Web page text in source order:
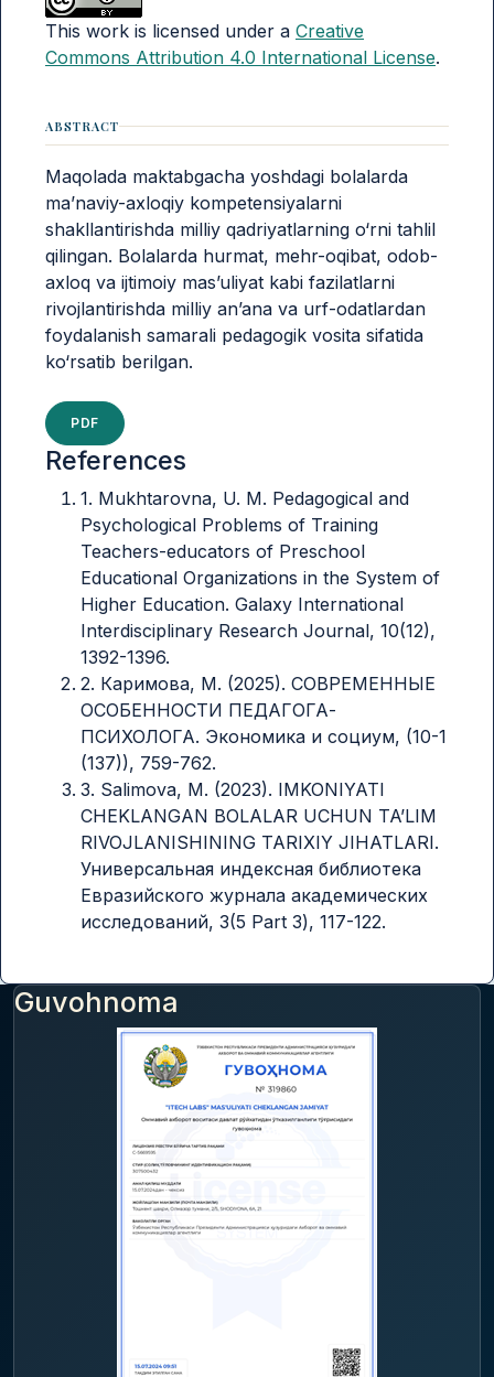
This work is licensed under a Creative
Commons Attribution 4.0 International License.
ABSTRACT
Maqolada maktabgacha yoshdagi bolalarda
ma’naviy-axloqiy kompetensiyalarni
shakllantirishda milliy qadriyatlarning o‘rni tahlil
qilingan. Bolalarda hurmat, mehr-oqibat, odob-
axloq va ijtimoiy mas’uliyat kabi fazilatlarni
rivojlantirishda milliy an’ana va urf-odatlardan
foydalanish samarali pedagogik vosita sifatida
ko‘rsatib berilgan.
PDF
References
1. Mukhtarovna, U. M. Pedagogical and
Psychological Problems of Training
Teachers-educators of Preschool
Educational Organizations in the System of
Higher Education. Galaxy International
Interdisciplinary Research Journal, 10(12),
1392-1396.
2. Каримова, М. (2025). СОВРЕМЕННЫЕ
ОСОБЕННОСТИ ПЕДАГОГА-
ПСИХОЛОГА. Экономика и социум, (10-1
(137)), 759-762.
3. Salimova, M. (2023). IMKONIYATI
CHEKLANGAN BOLALAR UCHUN TA’LIM
RIVOJLANISHINING TARIXIY JIHATLARI.
Универсальная индексная библиотека
Евразийского журнала академических
исследований, 3(5 Part 3), 117-122.
Guvohnoma